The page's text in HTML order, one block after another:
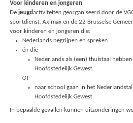
Voor kinderen en jongeren
De jeugdactiviteiten georganiseerd door de
sportdienst, Aximax en de 22 Brusselse
voor kinderen en jongeren die:
Nederlands begrijpen en spreken
én die
Nederlands als (een) thuistaal
Hoofdstedelijk Gewest.
OF
naar school gaan in het
Hoofdstedelijk Gewest.
In bepaalde gevallen kunnen uitzonderingen